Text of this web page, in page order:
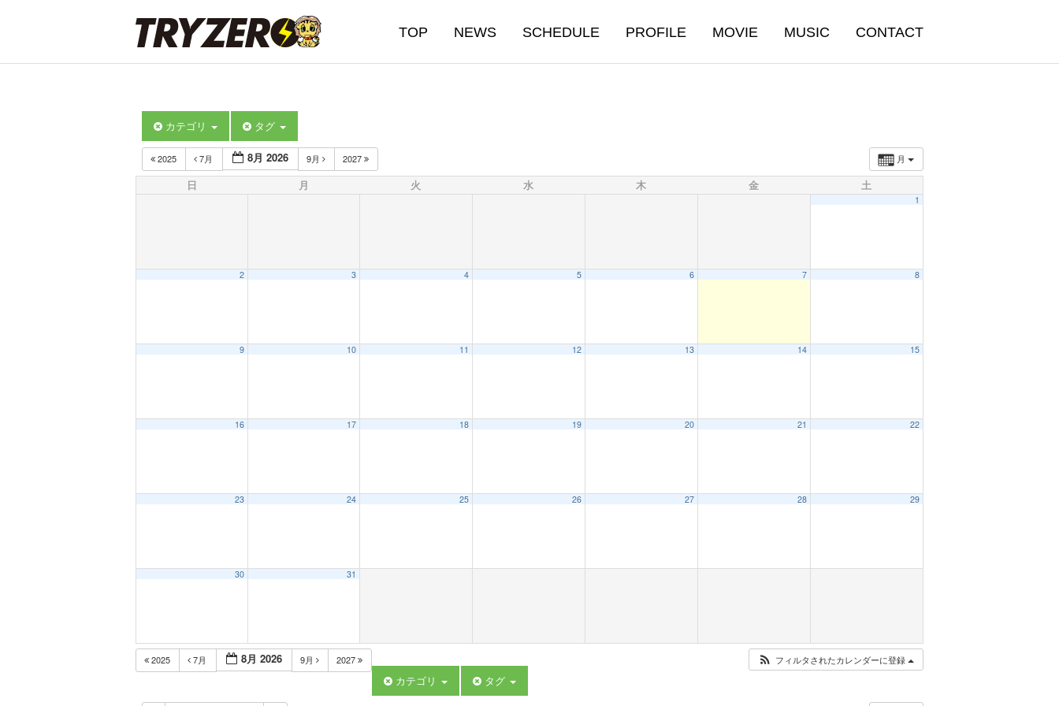
TOP NEWS SCHEDULE PROFILE MOVIE MUSIC CONTACT
カテゴリ タグ
月
2025 7月 8月 2026 9月 2027
日 月 火 水 木 金 土
1
2 3 4 5 6 7 8
9 10 11 12 13 14 15
16 17 18 19 20 21 22
23 24 25 26 27 28 29
30 31
2025 7月 8月 2026 9月 2027 フィルタされたカレンダーに登録
カテゴリ タグ